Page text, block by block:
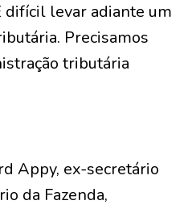
difícil levar adiante um
Precisamos
tributária
Appy, ex-secretário
da Fazenda,